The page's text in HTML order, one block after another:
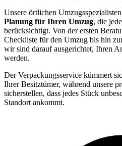
Unsere örtlichen
Planung für Ihren Umzug, die
berücksichtigt. Von der ersten
Checkliste für den Umzug bis hin
wir sind darauf ausgerichtet, Ihren
werden.
Der Verpackungsservice kümmert
Ihrer Besitztümer, während unsere
sicherstellen, dass jedes Stück
Standort ankommt.